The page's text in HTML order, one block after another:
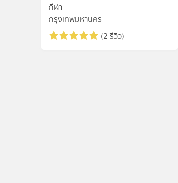
กีฬา
กรุงเทพมหานคร
(2 รีวิว)